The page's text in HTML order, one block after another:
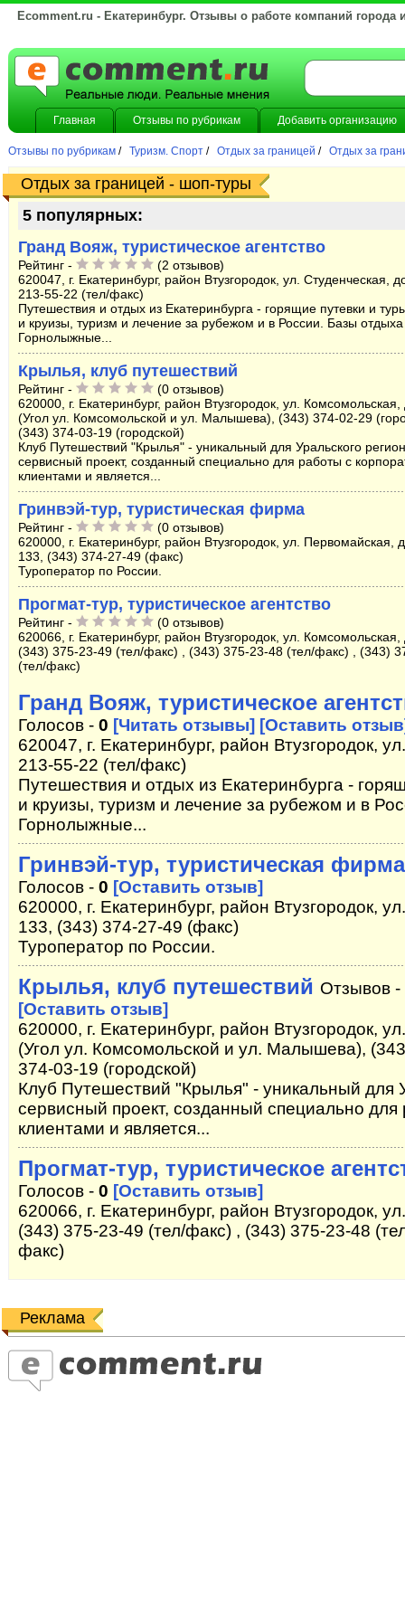
Ecomment.ru - Екатеринбург. Отзывы о работе компаний города
Главная Отзывы по рубрикам Добавить организацию
Отзывы по рубрикам / Туризм. Спорт / Отдых за границей / Отдых за
Отдых за границей - шоп-туры
5 популярных:
Гранд Вояж, туристическое агентство
Рейтинг -
(2 отзывов)
620047, г. Екатеринбург, район Втузгородок, ул. Студенческая,
213-55-22 (тел/факс)
Путешествия и отдых из Екатеринбурга - горящие путевки и
и круизы, туризм и лечение за рубежом и в России. Базы
Горнолыжные...
Крылья, клуб путешествий
Рейтинг -
(0 отзывов)
620000, г. Екатеринбург, район Втузгородок, ул.
(Угол ул. Комсомольской и ул. Малышева), (343) 374-02-29
(343) 374-03-19 (городской)
Клуб Путешествий "Крылья" - уникальный для Уральского
сервисный проект, созданный специально для работы с
клиентами и является...
Гринвэй-тур, туристическая фирма
Рейтинг -
(0 отзывов)
620000, г. Екатеринбург, район Втузгородок, ул.
133, (343) 374-27-49 (факс)
Туроператор по России.
Прогмат-тур, туристическое агентство
Рейтинг -
(0 отзывов)
620066, г. Екатеринбург, район Втузгородок, ул.
(343) 375-23-49 (тел/факс) , (343) 375-23-48 (тел/факс) , (343)
(тел/факс)
Гранд Вояж, туристическое
Голосов - 0 [Читать отзывы] [Оставить
620047, г. Екатеринбург, район Втузгородок,
213-55-22 (тел/факс)
Путешествия и отдых из Екатеринбурга -
и круизы, туризм и лечение за рубежом и в
Горнолыжные...
Гринвэй-тур, туристическая фирма
Голосов - 0 [Оставить отзыв]
620000, г. Екатеринбург, район Втузгородок,
133, (343) 374-27-49 (факс)
Туроператор по России.
Крылья, клуб путешествий Отзывов -
[Оставить отзыв]
620000, г. Екатеринбург, район Втузгородок,
(Угол ул. Комсомольской и ул. Малышева),
374-03-19 (городской)
Клуб Путешествий "Крылья" - уникальный для
сервисный проект, созданный специально
клиентами и является...
Прогмат-тур, туристическое
Голосов - 0 [Оставить отзыв]
620066, г. Екатеринбург, район Втузгородок,
(343) 375-23-49 (тел/факс) , (343) 375-23-48
факс)
Реклама